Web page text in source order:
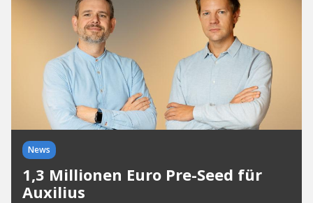
News
1,3 Millionen Euro Pre-Seed für
Auxilius